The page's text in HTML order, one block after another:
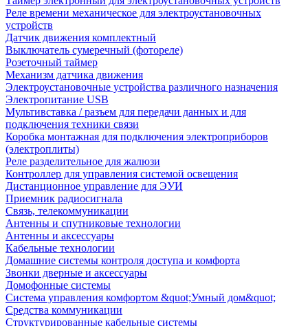
Реле времени механическое для электроустановочных
устройств
Датчик движения комплектный
Выключатель сумеречный (фотореле)
Розеточный таймер
Механизм датчика движения
Электроустановочные устройства различного назначения
Электропитание USB
Мультивставка / разъем для передачи данных и для
подключения техники связи
Коробка монтажная для подключения электроприборов
(электроплиты)
Реле разделительное для жалюзи
Контроллер для управления системой освещения
Дистанционное управление для ЭУИ
Приемник радиосигнала
Связь, телекоммуникации
Антенны и спутниковые технологии
Антенны и аксессуары
Кабельные технологии
Домашние системы контроля доступа и комфорта
Звонки дверные и аксессуары
Домофонные системы
Система управления комфортом &quot;Умный дом&quot;
Средства коммуникации
Структурированные кабельные системы